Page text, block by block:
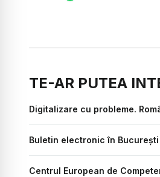
TE-AR PUTEA
Digitalizare cu probleme.
Buletin electronic în
Centrul European de